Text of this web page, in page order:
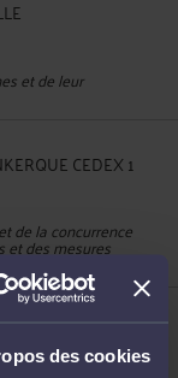
des cookies
et de leur
CEDEX 1
de la concurrence
et des mesures